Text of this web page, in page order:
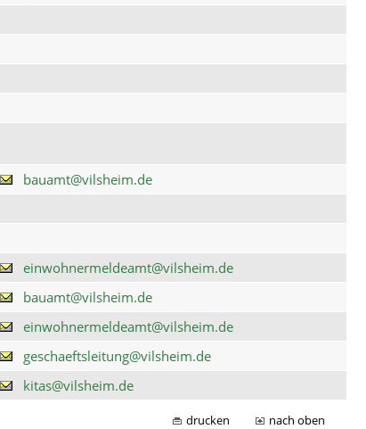
bauamt@vilsheim.de
einwohnermeldeamt@vilsheim.de
bauamt@vilsheim.de
einwohnermeldeamt@vilsheim.de
geschaeftsleitung@vilsheim.de
kitas@vilsheim.de
drucken nach oben